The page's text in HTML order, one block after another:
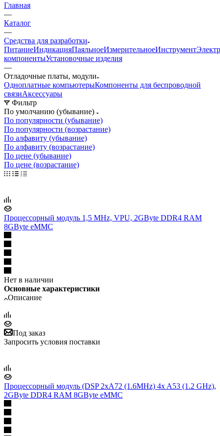
Главная
—
Каталог
—
Средства для разработки
ПитаниеИндикацияПаяльноеИзмерительноеИнструмент
компонентыУстановочные изделия
—
Отладочные платы, модули
Одноплатные компьютерыКомпоненты для беспроводной
связиАксессуары
Фильтр
По умолчанию (убывание)
По популярности (убывание)
По популярности (возрастание)
По алфавиту (убывание)
По алфавиту (возрастание)
По цене (убывание)
По цене (возрастание)
Процессорный модуль 1,5 MHz, VPU, 2GByte DDR4 RAM
8GByte eMMC
Нет в наличии
Основные характеристики
Описание
Под заказ
Запросить условия поставки
Процессорный модуль (DSP 2xA72 (1.6MHz) 4x A53 (1.2 GHz),
2GByte DDR4 RAM 8GByte eMMC